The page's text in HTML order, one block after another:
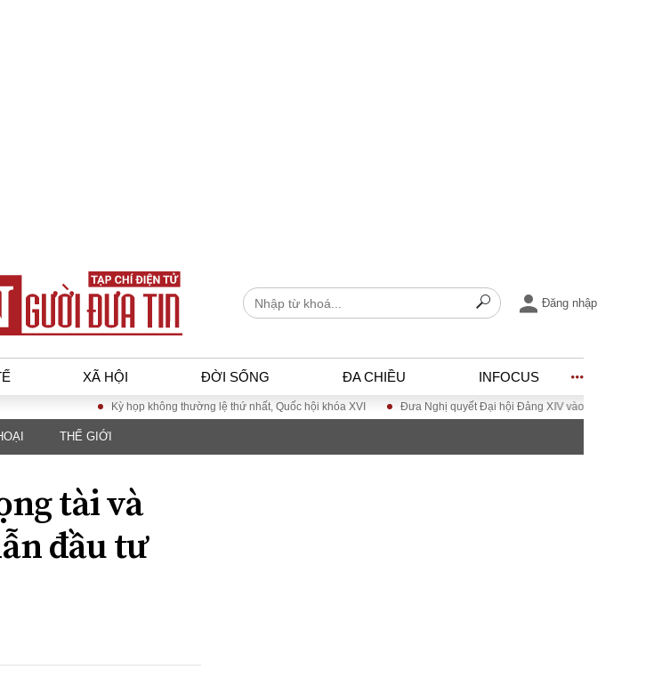
Đăng nhập
XÃ HỘI ĐỜI SỐNG ĐA CHIỀU INFOCUS
KINH TẾ
Tài chính - Ngân
hàng
Kinh tế vĩ mô
Kỳ họp không thường lệ thứ nhất, Quốc hội khóa XVI Đưa Nghị quyết Đại hội Đảng XIV vào cuộc sống
THẾ GIỚI
tài và
đầu tư